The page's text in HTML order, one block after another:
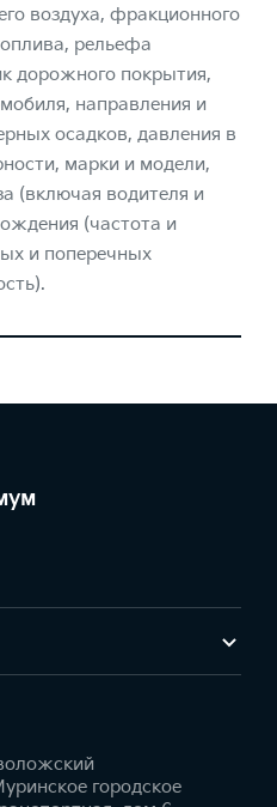
воздуха, фракционного
рельефа
дорожного покрытия,
направления и
осадков, давления в
марки и модели,
(включая водителя и
(частота и
и поперечных
городское